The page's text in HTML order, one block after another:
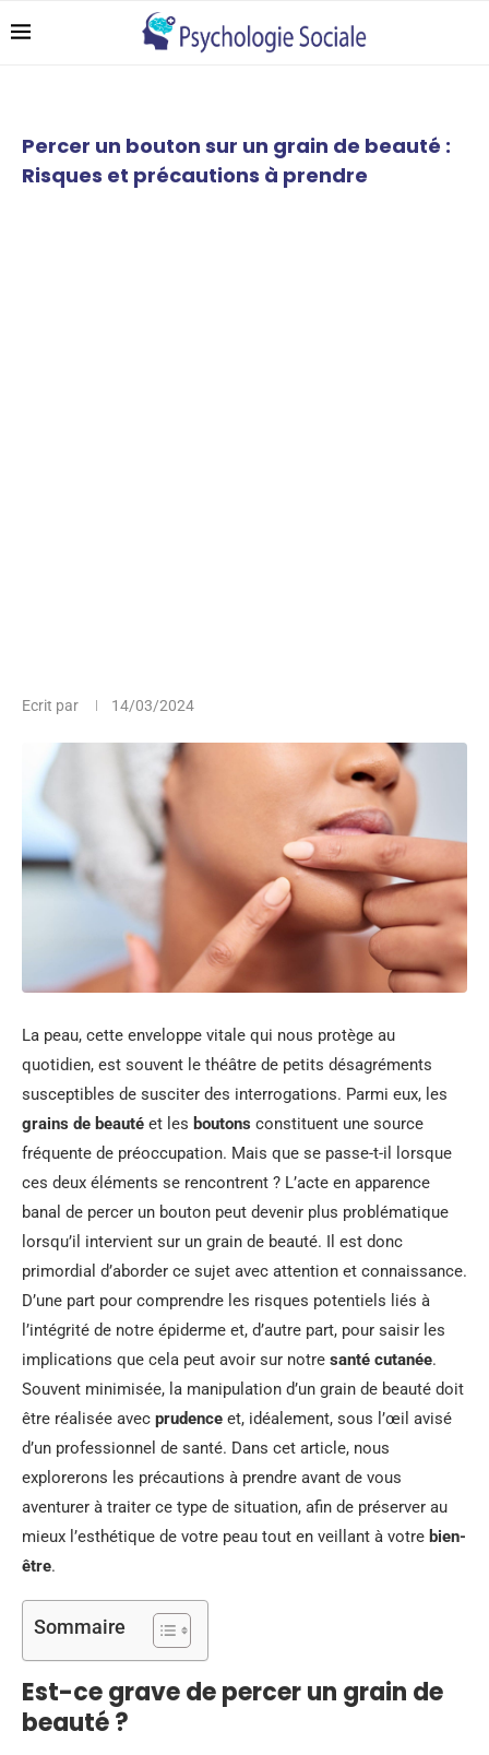
Percer un bouton sur un grain de beauté :
Risques et précautions à prendre
Ecrit par 14/03/2024
La peau, cette enveloppe vitale qui nous protège au
quotidien, est souvent le théâtre de petits désagréments
susceptibles de susciter des interrogations. Parmi eux, les
grains de beauté et les boutons constituent une source
fréquente de préoccupation. Mais que se passe-t-il lorsque
ces deux éléments se rencontrent ? L’acte en apparence
banal de percer un bouton peut devenir plus problématique
lorsqu’il intervient sur un grain de beauté. Il est donc
primordial d’aborder ce sujet avec attention et connaissance.
D’une part pour comprendre les risques potentiels liés à
l’intégrité de notre épiderme et, d’autre part, pour saisir les
implications que cela peut avoir sur notre santé cutanée.
Souvent minimisée, la manipulation d’un grain de beauté doit
être réalisée avec prudence et, idéalement, sous l’œil avisé
d’un professionnel de santé. Dans cet article, nous
explorerons les précautions à prendre avant de vous
aventurer à traiter ce type de situation, afin de préserver au
mieux l’esthétique de votre peau tout en veillant à votre bien-
être.
Sommaire
Est-ce grave de percer un grain de
beauté ?